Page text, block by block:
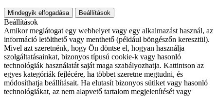
Mindegyik elfogadása Beállítások
Beállítások
Amikor meglátogat egy webhelyet vagy egy alkalmazást használ, az
információ letölthető vagy menthető (például böngészőn keresztül).
Mivel azt szeretnénk, hogy Ön döntse el, hogyan használja
szolgáltatásainkat, bizonyos típusú cookie-k vagy hasonló
technológiák használatát saját maga szabályozhatja. Kattintson az
egyes kategóriák fejlécére, ha többet szeretne megtudni, és
módosíthatja beállításait. Ha elutasít bizonyos sütiket vagy hasonló
technológiákat, az nem alapvető tartalom megjelenítését vagy